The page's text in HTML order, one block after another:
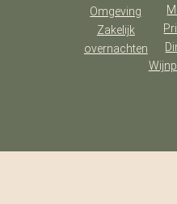
Omgeving
Zakelijk
overnachten